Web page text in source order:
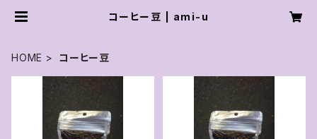
コーヒー豆 | ami-u
HOME コーヒー豆